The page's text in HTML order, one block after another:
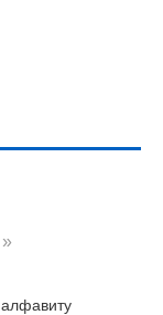
»
алфавиту